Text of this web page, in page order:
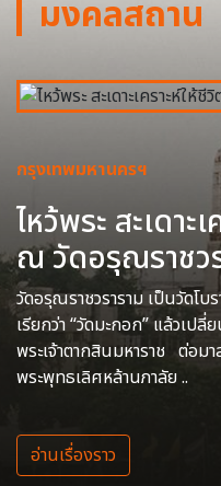
มงคลสถาน
กรุงเทพมหานครฯ
ไหว้พระ สะเดาะ
ณ วัดอรุณราชว
วัดอรุณราชวราราม เป็นวัดโ
เรียกว่า “วัดมะกอก” แล้วเป
พระเจ้าตากสินมหาราช ต่อม
พระพุทธเลิศหล้านภาลัย ..
อ่านเรื่องราว